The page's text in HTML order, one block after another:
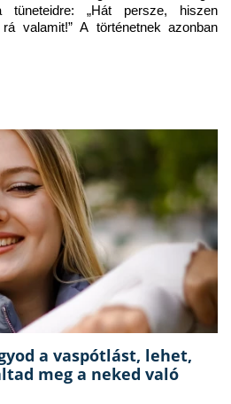
„Hát persze, hiszen
valamit!” A történetnek azonban
a vaspótlást, lehet,
meg a neked való